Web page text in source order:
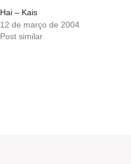
Hai – Kais
12 de março de 2004
Post similar